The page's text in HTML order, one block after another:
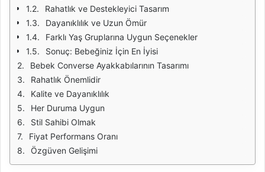
Rahatlık ve Destekleyici Tasarım
Dayanıklılık ve Uzun Ömür
Farklı Yaş Gruplarına Uygun Seçenekler
Sonuç: Bebeğiniz İçin En İyisi
Bebek Converse Ayakkabılarının Tasarımı
Rahatlık Önemlidir
Kalite ve Dayanıklılık
Her Duruma Uygun
Stil Sahibi Olmak
Fiyat Performans Oranı
Özgüven Gelişimi